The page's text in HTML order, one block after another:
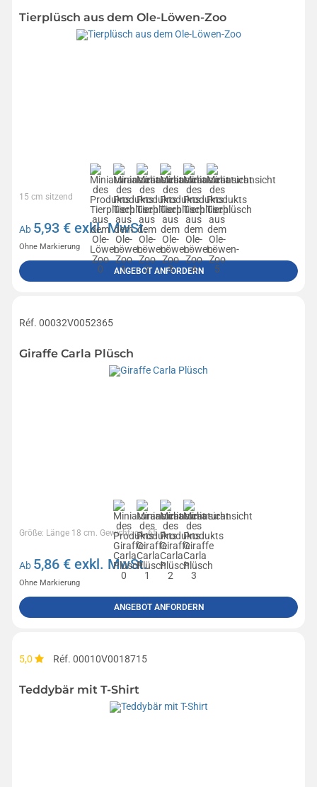
Tierplüsch aus dem Ole-Löwen-Zoo
15 cm sitzend
Ab 5,93 € exkl. MwSt.
Ohne Markierung
ANGEBOT ANFORDERN
Réf. 00032V0052365
Giraffe Carla Plüsch
Größe: Länge 18 cm. Gewicht: ca. 65 g.
Ab 5,86 € exkl. MwSt.
Ohne Markierung
ANGEBOT ANFORDERN
5,0 Réf. 00010V0018715
Teddybär mit T-Shirt